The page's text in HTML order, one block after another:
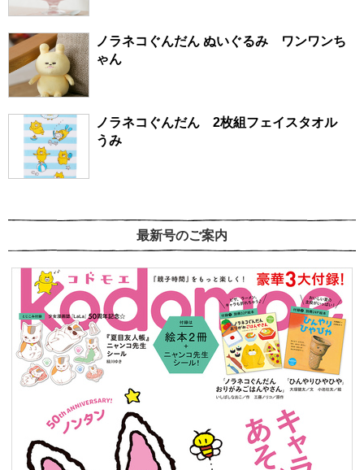
ノラネコぐんだん ぬいぐるみ ワンワンち
ゃん
ノラネコぐんだん 2枚組フェイスタオル
うみ
最新号のご案内